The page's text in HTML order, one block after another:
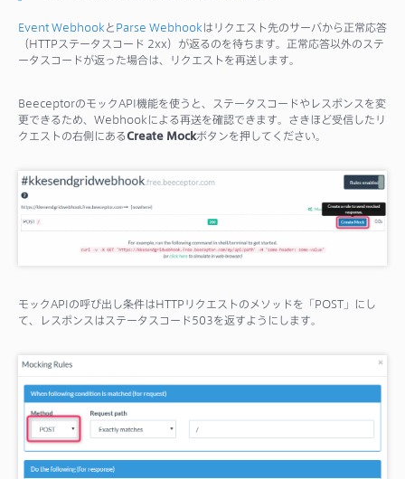
Event WebhookとParse Webhookはリクエスト先のサーバから正常応答
（HTTPステータスコード 2xx）が返るのを待ちます。正常応答以外のステ
ータスコードが返った場合は、リクエストを再送します。
BeeceptorのモックAPI機能を使うと、ステータスコードやレスポンスを変
更できるため、Webhookによる再送を確認できます。さきほど受信したリ
クエストの右側にあるCreate Mockボタンを押してください。
モックAPIの呼び出し条件はHTTPリクエストのメソッドを「POST」にし
て、レスポンスはステータスコード503を返すようにします。